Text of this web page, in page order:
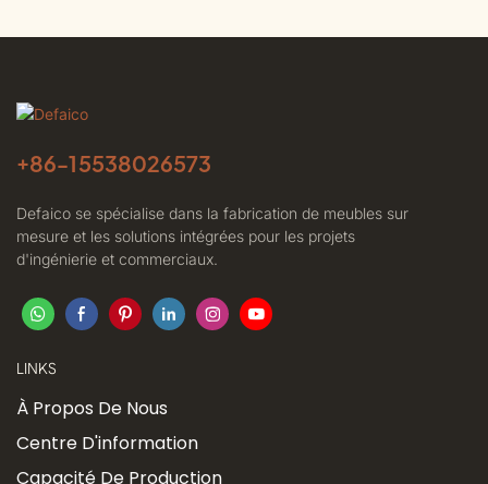
+86-15538026573
Defaico se spécialise dans la fabrication de meubles sur
mesure et les solutions intégrées pour les projets
d'ingénierie et commerciaux.
LINKS
À Propos De Nous
Centre D'information
Capacité De Production